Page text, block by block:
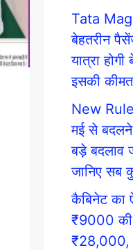
Tata
बेहतरीन
यात्रा
इसकी
New
मई से
बड़े बदलाव
जानिए सब
कैबिनेट का
₹9000
₹28,000,